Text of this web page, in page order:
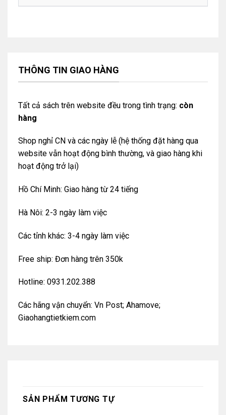
THÔNG TIN GIAO HÀNG
Tất cả sách trên website đều trong tình trạng: còn
hàng
Shop nghỉ CN và các ngày lễ (hệ thống đặt hàng qua
website vẫn hoạt động bình thường, và giao hàng khi
hoạt động trở lại)
Hồ Chí Minh: Giao hàng từ 24 tiếng
Hà Nôi: 2-3 ngày làm việc
Các tỉnh khác: 3-4 ngày làm việc
Free ship: Đơn hàng trên 350k
Hotline: 0931.202.388
Các hãng vận chuyển: Vn Post; Ahamove;
Giaohangtietkiem.com
SẢN PHẨM TƯƠNG TỰ